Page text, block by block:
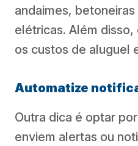
andaimes,
elétricas. Além
os custos de aluguel
Automatize
Outra dica é optar
enviem alertas ou